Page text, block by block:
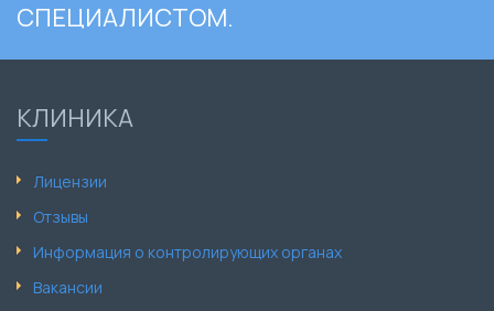
СПЕЦИАЛИСТОМ.
КЛИНИКА
Лицензии
Отзывы
Информация о контролирующих органах
Вакансии